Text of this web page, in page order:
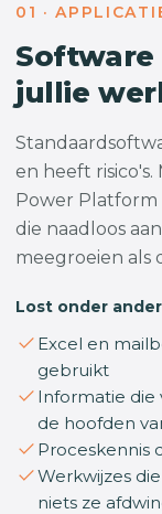
01 ·
jullie
en heeft
Power Platform
die naadloos
meegroeien als
Lost onder
Excel en
gebruikt
Informatie die
de hoofden
Proceskennis
Werkwijzes
niets ze